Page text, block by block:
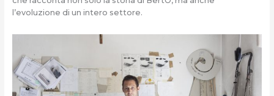
l’evoluzione di un intero settore.